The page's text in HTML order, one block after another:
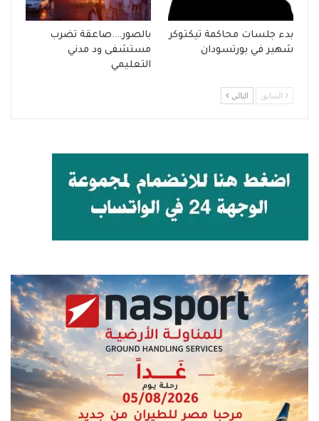
بدء جلسات محاكمة تيكتوكر
شهير في بورتسودان
بالصور….صاعقة تضرب
مستشفى ود مدني
التعليمي
السابق التالي